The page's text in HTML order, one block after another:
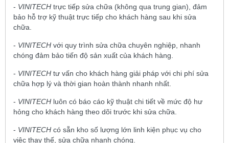
- VINITECH trực tiếp sửa chữa (không qua trung gian), đảm
bảo hỗ trợ kỹ thuật trực tiếp cho khách hàng sau khi sửa
chữa.
- VINITECH với quy trình sửa chữa chuyên nghiệp, nhanh
chóng đảm bảo tiến độ sản xuất của khách hàng.
- VINITECH tư vấn cho khách hàng giải pháp với chi phí sửa
chữa hợp lý và thời gian hoàn thành nhanh nhất.
- VINITECH luôn có báo cáo kỹ thuật chi tiết về mức độ hư
hỏng cho khách hàng theo dõi trước khi sửa chữa.
- VINITECH có sẵn kho số lượng lớn linh kiện phục vụ cho
việc thay thế, sửa chữa nhanh chóng.